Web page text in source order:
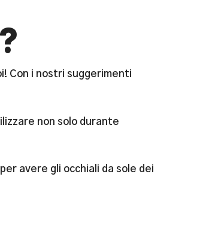
Con i nostri suggerimenti
non solo durante
avere gli occhiali da sole dei